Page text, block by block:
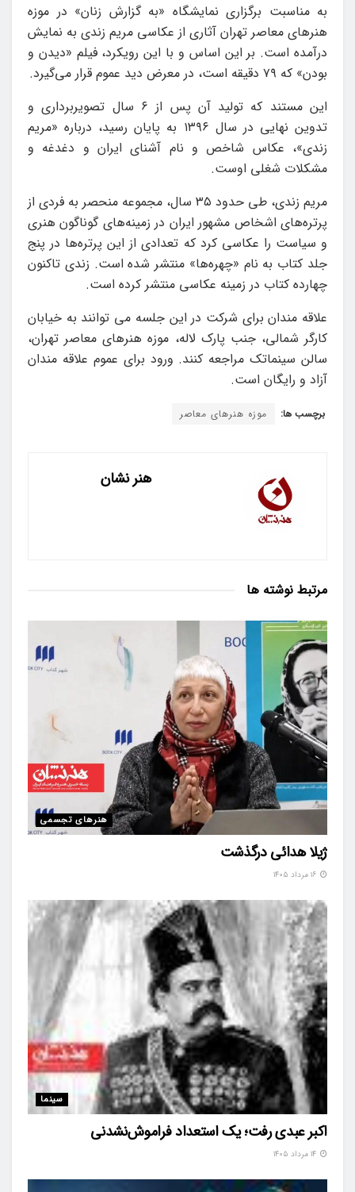
به مناسبت برگزاری نمایشگاه «به گزارش زنان» در موزه
هنرهای معاصر تهران آثاری از عکاسی مریم زندی به نمایش
درآمده است. بر این اساس و با این رویکرد، فیلم «دیدن و
بودن» که ۷۹ دقیقه است، در معرض دید عموم قرار می‌گیرد.
این مستند که تولید آن پس از ۶ سال تصویربرداری و
تدوین نهایی در سال ۱۳۹۶ به پایان رسید، درباره «مریم
زندی»، عکاس شاخص و نام آشنای ایران و دغدغه و
مشکلات شغلی اوست.
‏مریم زندی، طی حدود ۳۵ سال، مجموعه منحصر به فردی از
پرتره‌های اشخاص مشهور ایران در زمینه‌های گوناگون هنری
و سیاست را عکاسی کرد که تعدادی از این پرتره‌ها در پنج
جلد کتاب به نام «چهره‌ها» منتشر شده است. زندی تاکنون
چهارده کتاب در زمینه عکاسی منتشر کرده است.
علاقه مندان برای شرکت در این جلسه می توانند به خیابان
کارگر شمالی، جنب پارک لاله، موزه هنرهای معاصر تهران،
سالن سینماتک مراجعه کنند. ورود برای عموم علاقه مندان
آزاد و رایگان است.
برچسب ها: موزه هنرهای معاصر
هنر نشان
مرتبط نوشته ها
هنرهای تجسمی
ژیلا هدائی درگذشت
سینما
اکبر عبدی رفت؛ یک استعداد فراموش‌نشدنی